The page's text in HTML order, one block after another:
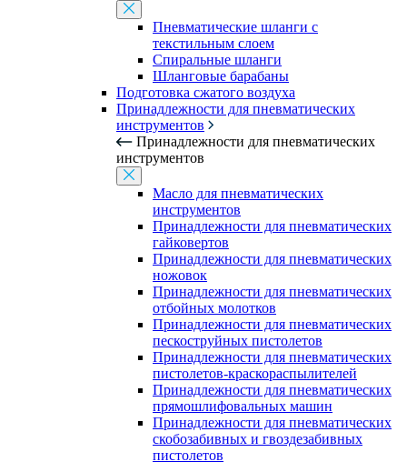
Пневматические шланги с
текстильным слоем
Спиральные шланги
Шланговые барабаны
Подготовка сжатого воздуха
Принадлежности для пневматических
инструментов
Принадлежности для пневматических
инструментов
Масло для пневматических
инструментов
Принадлежности для пневматических
гайковертов
Принадлежности для пневматических
ножовок
Принадлежности для пневматических
отбойных молотков
Принадлежности для пневматических
пескоструйных пистолетов
Принадлежности для пневматических
пистолетов-краскораспылителей
Принадлежности для пневматических
прямошлифовальных машин
Принадлежности для пневматических
скобозабивных и гвоздезабивных
пистолетов